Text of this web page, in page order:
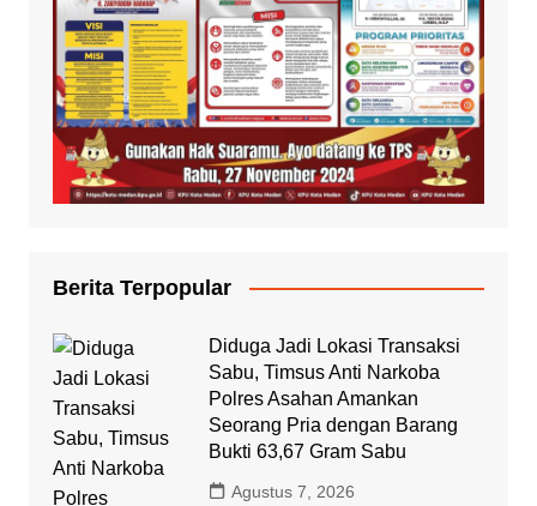
Berita Terpopular
Diduga Jadi Lokasi Transaksi
Sabu, Timsus Anti Narkoba
Polres Asahan Amankan
Seorang Pria dengan Barang
Bukti 63,67 Gram Sabu
Agustus 7, 2026